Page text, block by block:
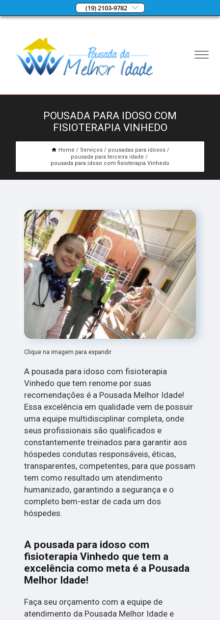
(19) 2103-9782
POUSADA PARA IDOSO COM
FISIOTERAPIA VINHEDO
Home Serviços
pousadas para idosos
pousada para terceira idade
pousada para idoso com fisioterapia Vinhedo
Clique na imagem para expandir
A pousada para idoso com fisioterapia
Vinhedo que tem renome por suas
recomendações é a Pousada Melhor Idade!
Essa excelência em qualidade vem de possuir
uma equipe multidisciplinar completa, onde
seus profissionais são qualificados e
constantemente treinados para garantir aos
hóspedes condutas responsáveis, éticas,
transparentes, competentes, para que possam
tem como resultado um atendimento
humanizado, garantindo a segurança e o
completo bem-estar de cada um dos
hóspedes.
A pousada para idoso com
fisioterapia Vinhedo que tem a
excelência como meta é a Pousada
Melhor Idade!
Faça seu orçamento com a equipe de
atendimento da Pousada Melhor Idade e